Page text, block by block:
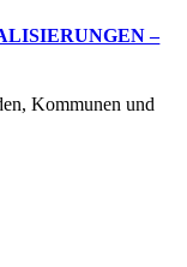
–
Kommunen und